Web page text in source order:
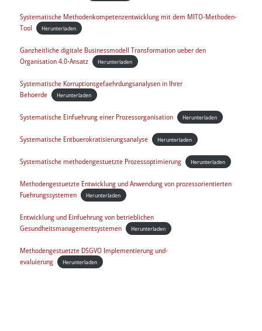
Systematische Methodenkompetenzentwicklung mit dem MITO-Methoden-
Tool
Herunterladen
Ganzheitliche digitale Businessmodell Transformation ueber den
Organisation 4.0-Ansatz
Herunterladen
Systematische Korruptionsgefaehrdungsanalysen in Ihrer
Behoerde
Herunterladen
Systematische Einfuehrung einer Prozessorganisation Herunterladen
Systematische Entbuerokratisierungsanalyse Herunterladen
Systematische methodengestuetzte Prozessoptimierung Herunterladen
Methodengestuetzte Entwicklung und Anwendung von prozessorientierten
Fuehrungssystemen
Herunterladen
Entwicklung und Einfuehrung von betrieblichen
Gesundheitsmanagementsystemen
Herunterladen
Methodengestuetzte DSGVO Implementierung und-
evaluierung
Herunterladen